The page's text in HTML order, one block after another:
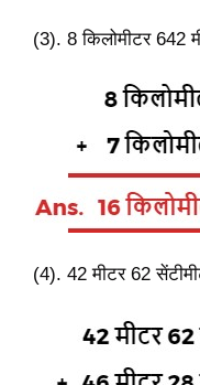
(3). 8 किलोमीटर 642
(4). 42 मीटर 62